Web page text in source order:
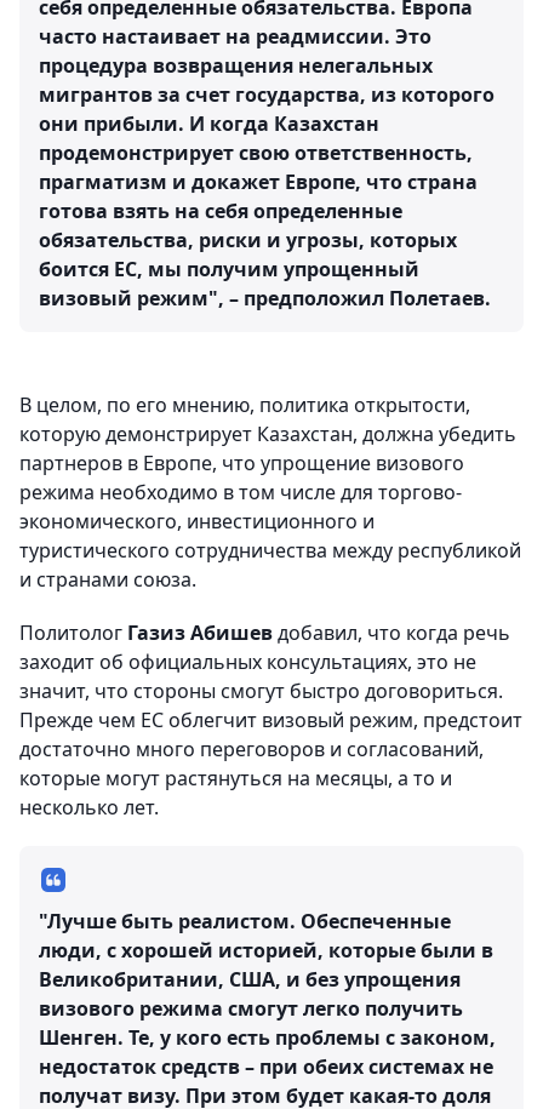
себя определенные обязательства. Европа
часто настаивает на реадмиссии. Это
процедура возвращения нелегальных
мигрантов за счет государства, из которого
они прибыли. И когда Казахстан
продемонстрирует свою ответственность,
прагматизм и докажет Европе, что страна
готова взять на себя определенные
обязательства, риски и угрозы, которых
боится ЕС, мы получим упрощенный
визовый режим", – предположил Полетаев.
В целом, по его мнению, политика открытости,
которую демонстрирует Казахстан, должна убедить
партнеров в Европе, что упрощение визового
режима необходимо в том числе для торгово-
экономического, инвестиционного и
туристического сотрудничества между республикой
и странами союза.
Политолог Газиз Абишевдобавил, что когда речь
заходит об официальных консультациях, это не
значит, что стороны смогут быстро договориться.
Прежде чем ЕС облегчит визовый режим, предстоит
достаточно много переговоров и согласований,
которые могут растянуться на месяцы, а то и
несколько лет.
"Лучше быть реалистом. Обеспеченные
люди, с хорошей историей, которые были в
Великобритании, США, и без упрощения
визового режима смогут легко получить
Шенген. Те, у кого есть проблемы с законом,
недостаток средств – при обеих системах не
получат визу. При этом будет какая-то доля